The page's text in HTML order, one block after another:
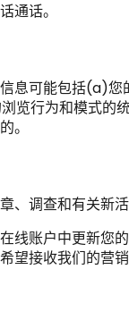
通话。
息可能包括(a)
览行为和模式
。
调查和有关新
线账户中更新您
接收我们的营销